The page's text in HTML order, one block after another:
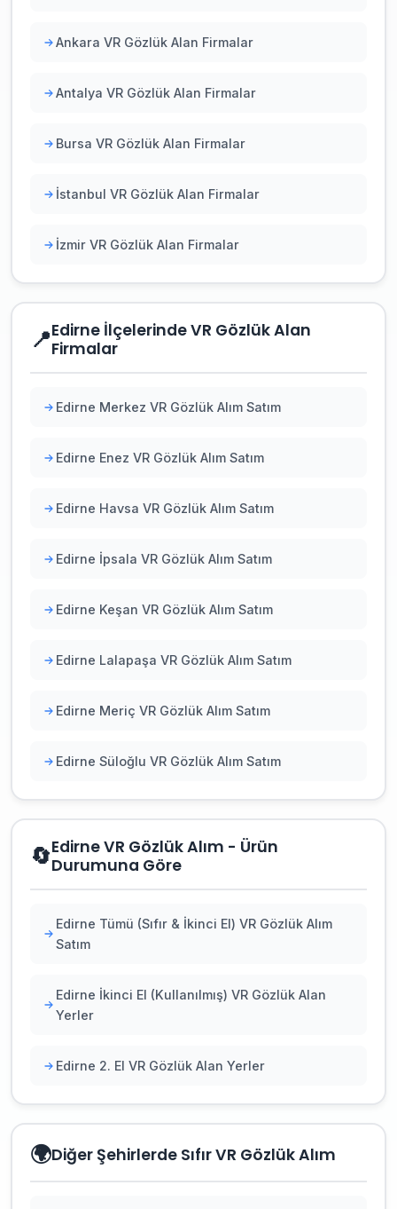
Ankara VR Gözlük Alan Firmalar
Antalya VR Gözlük Alan Firmalar
Bursa VR Gözlük Alan Firmalar
İstanbul VR Gözlük Alan Firmalar
İzmir VR Gözlük Alan Firmalar
📍Edirne İlçelerinde VR Gözlük Alan
Firmalar
Edirne Merkez VR Gözlük Alım Satım
Edirne Enez VR Gözlük Alım Satım
Edirne Havsa VR Gözlük Alım Satım
Edirne İpsala VR Gözlük Alım Satım
Edirne Keşan VR Gözlük Alım Satım
Edirne Lalapaşa VR Gözlük Alım Satım
Edirne Meriç VR Gözlük Alım Satım
Edirne Süloğlu VR Gözlük Alım Satım
🔄Edirne VR Gözlük Alım - Ürün
Durumuna Göre
Edirne Tümü (Sıfır & İkinci El) VR Gözlük Alım
Satım
Edirne İkinci El (Kullanılmış) VR Gözlük Alan
Yerler
Edirne 2. El VR Gözlük Alan Yerler
🌍Diğer Şehirlerde Sıfır VR Gözlük Alım